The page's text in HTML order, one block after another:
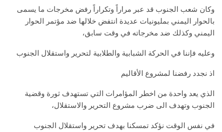
وكان شعب الجنوب قد عبر مراراً وتكراراً رفض مخرجات ما يسمى
بالحوار اليمني بمليونيات عديدة انتفض خلالها ضد مؤتمر الحوار
اليمني وكذلك ضد مخرجاته في وقت سابق،
وعليه فإننا في الحركة الشبابية والطلابية لتحرير واستقلال الجنوب
اذ نجدد رفضنا لمشروع الأقاليم
الذي يعد واحدة من اخطر المؤامرات التي تستهدف ثورة وقضية
الجنوب وتهدف الى ضرب مشروع التحرير والاستقلال،
في نفس الوقت نؤكد تمسكنا بهدف تحرير واستقلال الجنوب